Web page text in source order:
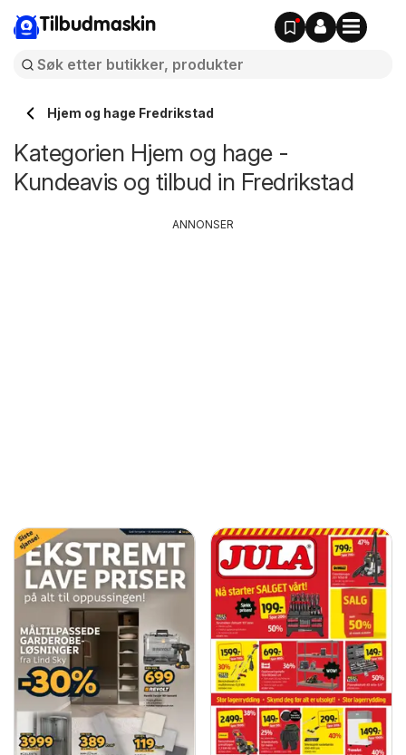
Tilbudmaskin
Hjem og hage Fredrikstad
Kategorien Hjem og hage -
Kundeavis og tilbud in Fredrikstad
ANNONSER